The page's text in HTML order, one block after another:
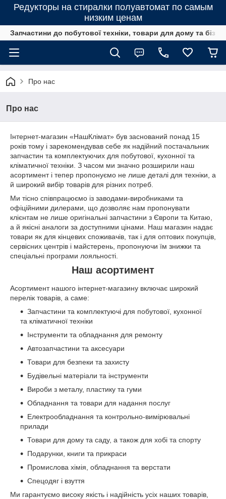
Редукторы на стиралки полуавтомат по самым
низким ценам
Запчастини до побутової техніки, товари для дому та
Про нас
Про нас
Інтернет-магазин «НашКлімат» був заснований понад 15
років тому і зарекомендував себе як надійний постачальник
запчастин та комплектуючих для побутової, кухонної та
кліматичної техніки. З часом ми значно розширили наш
асортимент і тепер пропонуємо не лише деталі для техніки, а
й широкий вибір товарів для різних потреб.
Ми тісно співпрацюємо із заводами-виробниками та
офіційними дилерами, що дозволяє нам пропонувати
клієнтам не лише оригінальні запчастини з Європи та Китаю,
а й якісні аналоги за доступними цінами. Наш магазин надає
товари як для кінцевих споживачів, так і для оптових покупців,
сервісних центрів і майстерень, пропонуючи їм знижки та
спеціальні програми лояльності.
Наш асортимент
Асортимент нашого інтернет-магазину включає широкий
перелік товарів, а саме:
Запчастини та комплектуючі для побутової, кухонної
та кліматичної техніки
Інструменти та обладнання для ремонту
Автозапчастини та аксесуари
Товари для безпеки та захисту
Будівельні матеріали та інструменти
Вироби з металу, пластику та гуми
Обладнання та товари для надання послуг
Електрообладнання та контрольно-вимірювальні
прилади
Товари для дому та саду, а також для хобі та спорту
Подарунки, книги та прикраси
Промислова хімія, обладнання та верстати
Спецодяг і взуття
Ми гарантуємо високу якість і надійність усіх наших товарів,